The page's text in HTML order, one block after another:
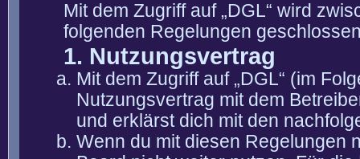
Mit dem Zugriff auf „DGL“ wird
folgenden Regelungen
1. Nutzungsvertrag
Mit dem Zugriff auf „DGL“ (im
Nutzungsvertrag mit dem
und erklärst dich mit den
Wenn du mit diesen Regelungen